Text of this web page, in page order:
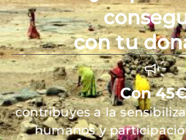
con tu
Con
contribuyes a la
humanos y